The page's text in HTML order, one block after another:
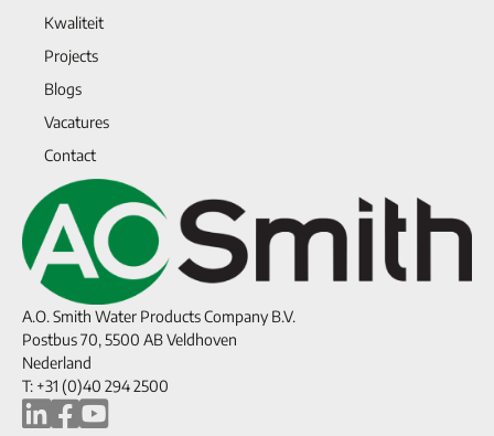
Kwaliteit
Projects
Blogs
Vacatures
Contact
A.O. Smith Water Products Company B.V.
Postbus 70, 5500 AB Veldhoven
Nederland
T: +31 (0)40 294 2500